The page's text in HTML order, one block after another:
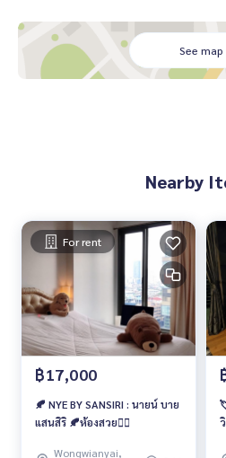
Line : @therealproperty
Wechat : TheRealP
WhatsApp : +66 82 269 6289
See map
Nearby
For rent
฿17,000
🍂 NYE BY SANSIRI : นายน์ บาย
แสนสิริ 🍂ห้องสวย❤️‍🔥
Wongwianyai,